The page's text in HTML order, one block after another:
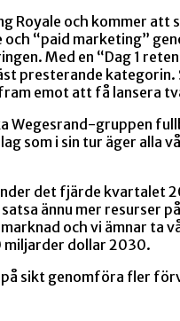
och kommer
“paid marketing”
Med en “Dag 1
kategorin.
emot att få lansera
gruppen
som i sin tur äger alla
det fjärde
ännu mer
och vi ämnar
miljarder dollar 2030.
sikt genomföra fler